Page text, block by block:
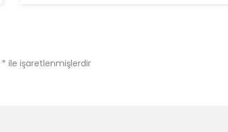
* ile işaretlenmişlerdir